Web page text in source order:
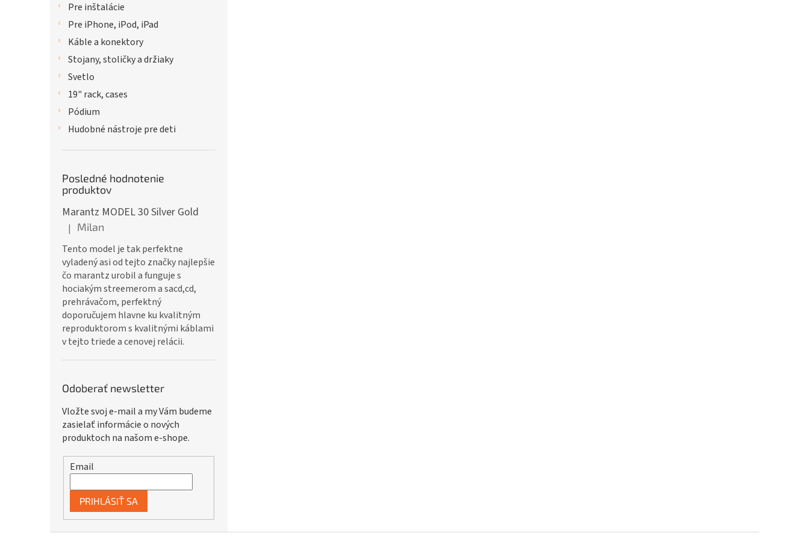
Pre inštalácie
Pre iPhone, iPod, iPad
Káble a konektory
Stojany, stoličky a držiaky
Svetlo
19" rack, cases
Pódium
Hudobné nástroje pre deti
Posledné hodnotenie
produktov
Marantz MODEL 30 Silver Gold
Hodnotenie produktu je 5 z 5 hviezdičiek.
| Milan
Tento model je tak perfektne
vyladený asi od tejto značky najlepšie
čo marantz urobil a funguje s
hociakým streemerom a sacd,cd,
prehrávačom, perfektný
doporučujem hlavne ku kvalitným
reproduktorom s kvalitnými káblami
v tejto triede a cenovej relácii.
Odoberať newsletter
Vložte svoj e-mail a my Vám budeme
zasielať informácie o nových
produktoch na našom e-shope.
Email
PRIHLÁSIŤ SA